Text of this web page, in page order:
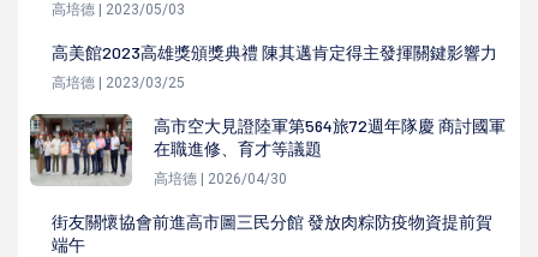
高培德 | 2023/05/03
高美館2023高雄獎頒獎典禮 陳其邁肯定得主發揮關鍵影響力
高培德 | 2023/03/25
高市空大見證陸軍第564旅72週年隊慶 商討國軍
在職進修、育才等議題
高培德 | 2026/04/30
街友關懷協會前進高市圖三民分館 發放肉粽防疫物資提前賀
端午